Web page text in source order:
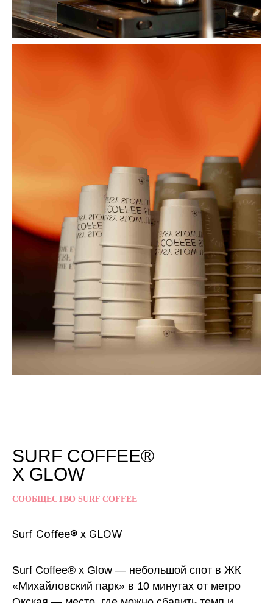
SURF COFFEE®
X GLOW
СООБЩЕСТВО SURF COFFEE
Surf Coffee® x GLOW
Surf Coffee® x Glow — небольшой спот в ЖК
«Михайловский парк» в 10 минутах от метро